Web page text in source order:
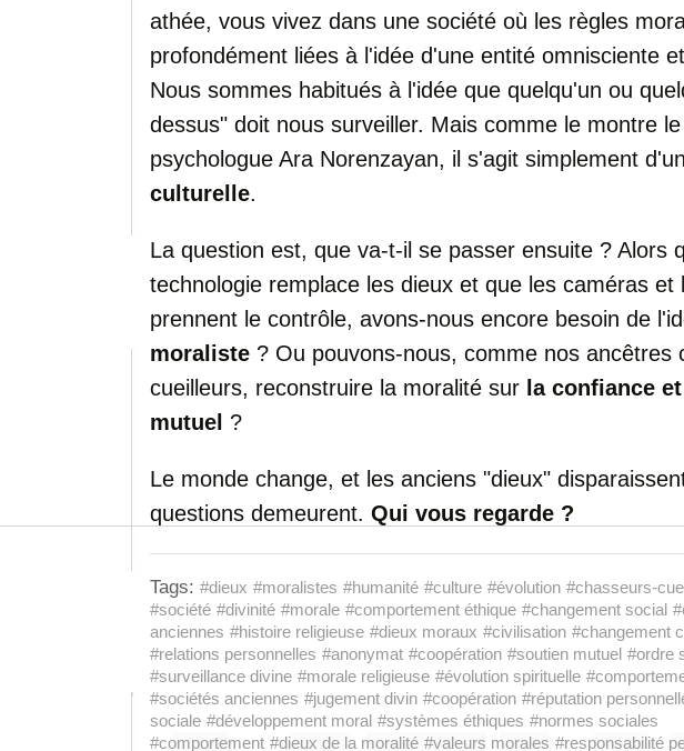
athée, vous vivez dans une société où les règles
profondément liées à l'idée d'une entité omnisciente
Nous sommes habitués à l'idée que quelqu'un ou
dessus" doit nous surveiller. Mais comme le montre
psychologue Ara Norenzayan, il s'agit simplement
culturelle.
La question est, que va-t-il se passer ensuite ? Alors
technologie remplace les dieux et que les caméras et
prennent le contrôle, avons-nous encore besoin de
moraliste ? Ou pouvons-nous, comme nos ancêtres
cueilleurs, reconstruire la moralité sur la confiance
mutuel ?
Le monde change, et les anciens "dieux"
questions demeurent. Qui vous regarde ?
Tags: #dieux #moralistes #humanité #culture #évolution #chasseurs-
#société #divinité #morale #comportement éthique #changement social
anciennes #histoire religieuse #dieux moraux #civilisation #changement
#relations personnelles #anonymat #coopération #soutien mutuel #ordre
#surveillance divine #morale religieuse #évolution spirituelle
#sociétés anciennes #jugement divin #coopération #réputation
sociale #développement moral #systèmes éthiques #normes sociales
#comportement #dieux de la moralité #valeurs morales #responsabilité